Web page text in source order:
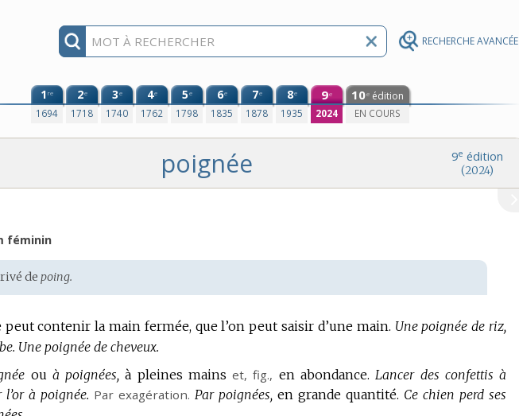
RECHERCHE AVANCÉE
1re
1694
2e
1718
3e
1740
4e
1762
5e
1798
6e
1835
7e
1878
8e
1935
9e
2024
10e édition
EN COURS
9e édition
(2024)
poignée
féminin
depoing.
peut contenir la main fermée, que l’on peut saisir d’une main. Une poignée de riz,
Une poignée de cheveux.
ou à poignées, à pleines mainset,fig., en abondance. Lancer des confettis à
l’or à poignée. Par exagération. Par poignées, en grande quantité. Ce chien perd ses